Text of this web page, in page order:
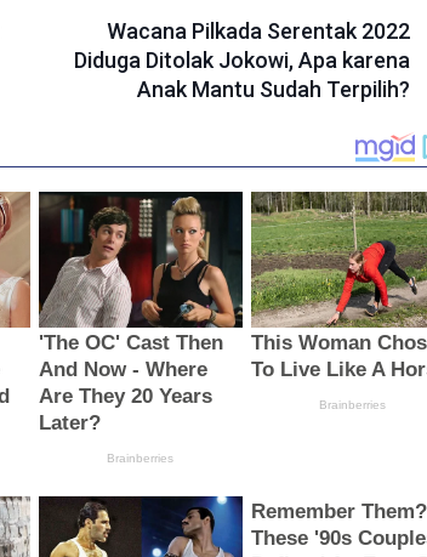
Wacana Pilkada Serentak 2022
Diduga Ditolak Jokowi, Apa karena
Anak Mantu Sudah Terpilih?